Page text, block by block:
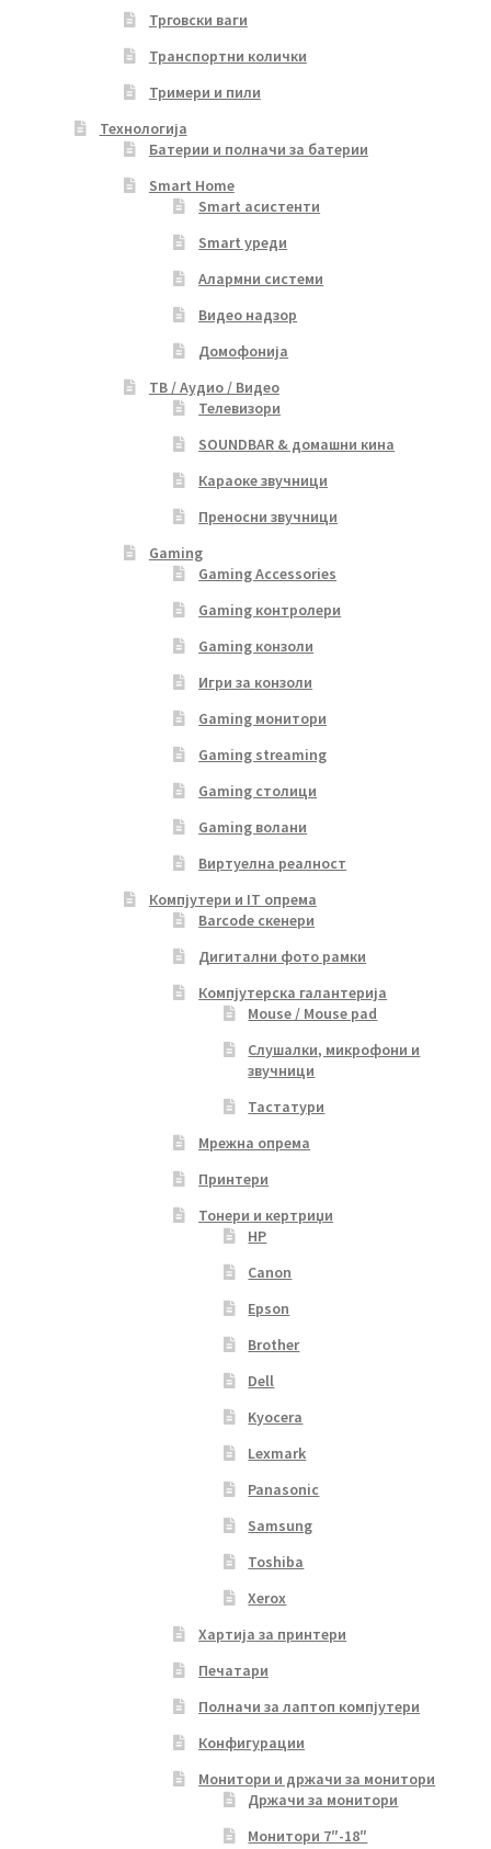
Трговски ваги
Транспортни колички
Тримери и пили
Технологија
Батерии и полначи за батерии
Smart Home
Smart асистенти
Smart уреди
Алармни системи
Видео надзор
Домофонија
ТВ / Аудио / Видео
Телевизори
SOUNDBAR & домашни кина
Караоке звучници
Преносни звучници
Gaming
Gaming Accessories
Gaming контролери
Gaming конзоли
Игри за конзоли
Gaming монитори
Gaming streaming
Gaming столици
Gaming волани
Виртуелна реалност
Компјутери и IT опрема
Barcode скенери
Дигитални фото рамки
Компјутерска галантерија
Mouse / Mouse pad
Слушалки, микрофони и
звучници
Тастатури
Мрежна опрема
Принтери
Тонери и кертриџи
HP
Canon
Epson
Brother
Dell
Kyocera
Lexmark
Panasonic
Samsung
Toshiba
Xerox
Хартија за принтери
Печатари
Полначи за лаптоп компјутери
Конфигурации
Монитори и држачи за монитори
Држачи за монитори
Монитори 7″-18″